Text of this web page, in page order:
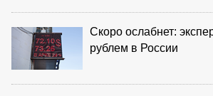
Скоро ослабнет:
рублем в России